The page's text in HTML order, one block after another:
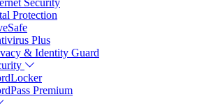
Protection
Plus
& Identity Guard
Premium